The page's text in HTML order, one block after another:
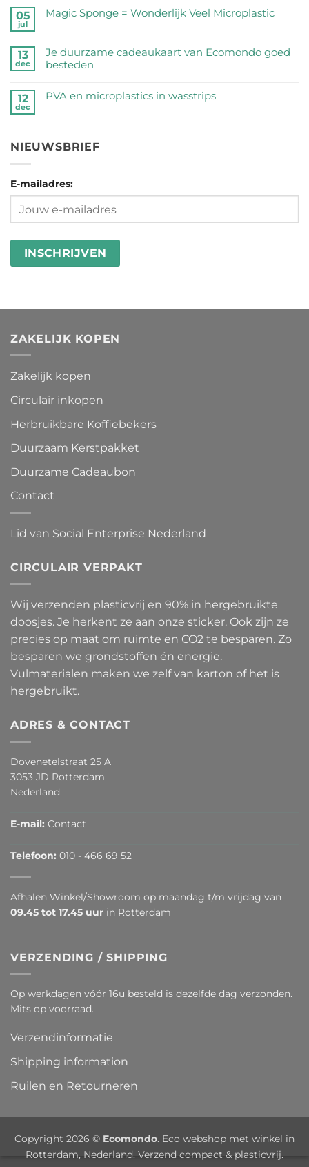
drinkflessen
zetten
de
op
een
reacties
half
miljoen
peuken
op
2026
05
jul
Magic Sponge = Wonderlijk Veel Microplastic
op
Magic
=
Wonderlijk
13
dec
Je duurzame cadeaukaart van Ecomondo goed
besteden
reacties
cadeaukaart
van
goed
besteden
12
dec
PVA en microplastics in wasstrips
PVA
in
wasstrips
NIEUWSBRIEF
E-mailadres:
ZAKELIJK KOPEN
Zakelijk kopen
Circulair inkopen
Herbruikbare Koffiebekers
Duurzaam Kerstpakket
Duurzame Cadeaubon
Contact
Lid van Social Enterprise Nederland
CIRCULAIR VERPAKT
Wij verzenden plasticvrij en 90% in hergebruikte
doosjes. Je herkent ze aan onze sticker. Ook zijn ze
precies op maat om ruimte en CO2 te besparen. Zo
besparen we grondstoffen én energie.
Vulmaterialen maken we zelf van karton of het is
hergebruikt.
ADRES & CONTACT
Dovenetelstraat 25 A
3053 JD Rotterdam
Nederland
E-mail: Contact
Telefoon: 010 - 466 69 52
Afhalen Winkel/Showroom op maandag t/m vrijdag van
09.45 tot 17.45 uur in Rotterdam
VERZENDING / SHIPPING
Op werkdagen vóór 16u besteld is dezelfde dag verzonden.
Mits op voorraad.
Verzendinformatie
Shipping information
Ruilen en Retourneren
Copyright 2026 © Ecomondo. Eco webshop met winkel in
Rotterdam, Nederland. Verzend compact & plasticvrij.